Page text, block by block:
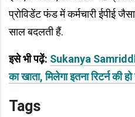
प्रोविडेंट फंड में कर्मचारी ईपीई
साल बदलती हैं.
इसे भी पढ़ें: Sukanya
का खाता, मिलेगा इतना रिटर्न की
Tags